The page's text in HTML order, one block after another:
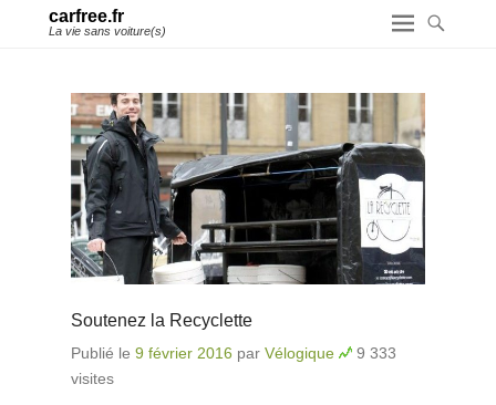
carfree.fr
La vie sans voiture(s)
Soutenez la Recyclette
Publié le 9 février 2016 par Vélogique
9 333
visites